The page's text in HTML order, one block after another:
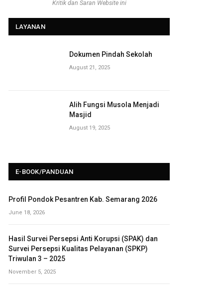
Kritik dan Saran Website ini
LAYANAN
Dokumen Pindah Sekolah
August 21, 2025
Alih Fungsi Musola Menjadi
Masjid
August 19, 2025
E-BOOK/PANDUAN
Profil Pondok Pesantren Kab. Semarang 2026
June 18, 2026
Hasil Survei Persepsi Anti Korupsi (SPAK) dan
Survei Persepsi Kualitas Pelayanan (SPKP)
Triwulan 3 – 2025
November 5, 2025